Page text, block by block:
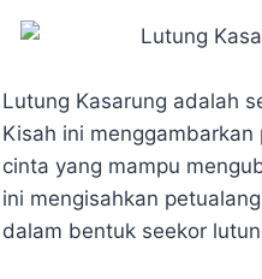
o
r
a
Lutung Kasarung adalah
Kisah ini
cinta yang mampu
ini mengisahkan
dalam bentuk seekor